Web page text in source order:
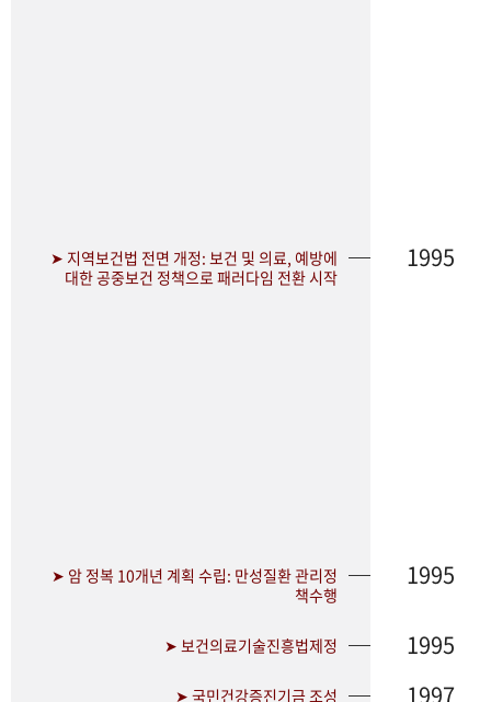
➤ 지역보건법 전면 개정: 보건 및 의료, 예방에
대한 공중보건 정책으로 패러다임 전환 시작
1995
➤ 암 정복 10개년 계획 수립: 만성질환 관리정
책수행
1995
➤ 보건의료기술진흥법제정 1995
➤ 국민건강증진기금 조성 1997